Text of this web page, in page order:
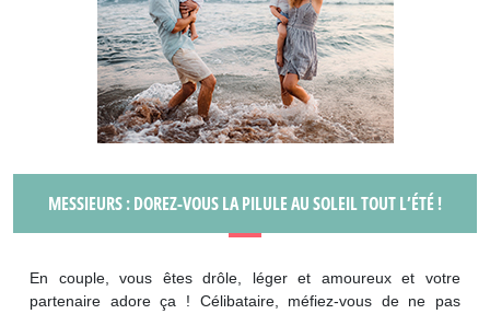
MESSIEURS : DOREZ-VOUS LA PILULE AU SOLEIL TOUT L’ÉTÉ !
En couple, vous êtes drôle, léger et amoureux et votre
partenaire adore ça ! Célibataire, méfiez-vous de ne pas